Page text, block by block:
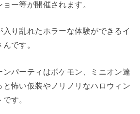
ー等が開催されます。
入り乱れたホラーな体験ができるイ
です。
パーティはポケモン、ミニオン達
怖い仮装やノリノリなハロウィン
す。